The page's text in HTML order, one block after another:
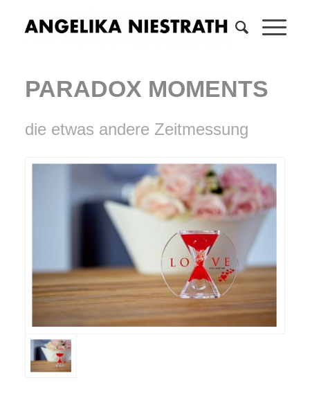
PARADOX MOMENTS
die etwas andere Zeitmessung